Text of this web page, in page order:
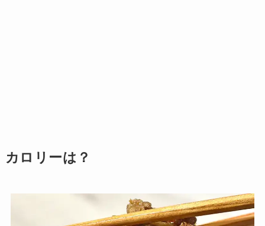
カロリーは？